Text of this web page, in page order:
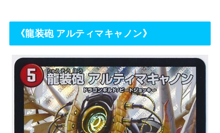
《龍装砲 アルティマキャノン》